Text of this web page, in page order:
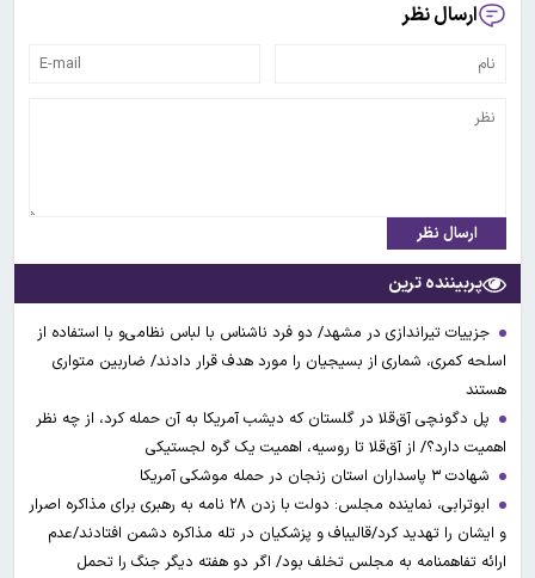
ارسال نظر
ارسال نظر
پربیننده ترین
جزییات تیراندازی در مشهد/ دو فرد ناشناس با لباس نظامی‌و با استفاده از
اسلحه کمری، شماری از بسیجیان را مورد هدف قرار دادند/ ضاربین متواری
هستند
پل دگونچی آق‌قلا در گلستان که دیشب آمریکا به آن حمله کرد، از چه نظر
اهمیت دارد؟/ از آق‌قلا تا روسیه، اهمیت یک گره لجستیکی
شهادت ۳ ‌پاسداران استان زنجان در حمله موشکی آمریکا
ابوترابی، نماینده مجلس: دولت با زدن ۲۸ نامه به رهبری برای مذاکره اصرار
و ایشان را تهدید کرد/قالیباف و پزشکیان در تله مذاکره دشمن افتادند/عدم
ارائه تفاهمنامه به مجلس تخلف بود/ اگر دو هفته دیگر جنگ را تحمل